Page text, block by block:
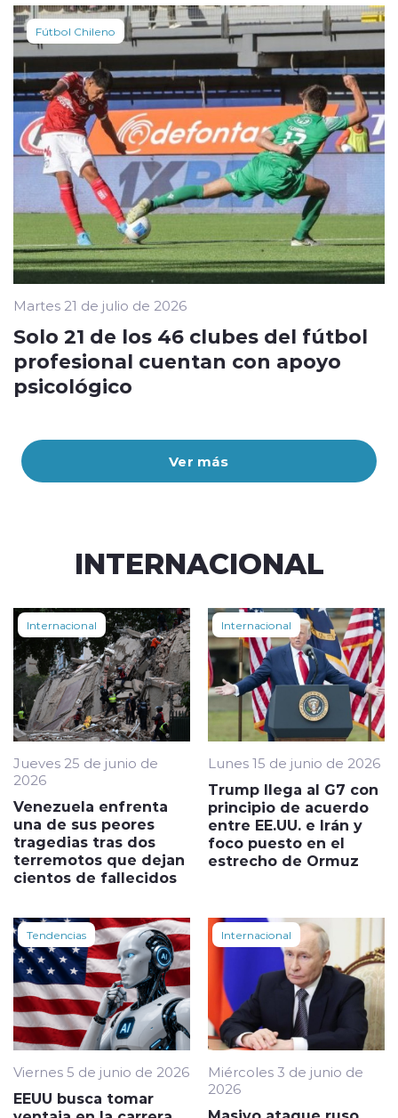
Ver más
Fútbol Chileno
Martes 21 de julio de 2026
Solo 21 de los 46 clubes del fútbol
profesional cuentan con apoyo
psicológico
INTERNACIONAL
Internacional
Jueves 25 de junio de
2026
Venezuela enfrenta
una de sus peores
tragedias tras dos
terremotos que dejan
cientos de fallecidos
Internacional
Lunes 15 de junio de 2026
Trump llega al G7 con
principio de acuerdo
entre EE.UU. e Irán y
foco puesto en el
estrecho de Ormuz
Tendencias
Viernes 5 de junio de 2026
EEUU busca tomar
Internacional
Miércoles 3 de junio de
2026